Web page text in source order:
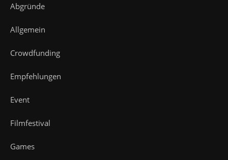
Abgründe
Allgemein
Crowdfunding
Empfehlungen
Event
Filmfestival
Games